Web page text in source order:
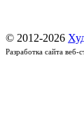
© 2012-2026
Разработка сайта веб-